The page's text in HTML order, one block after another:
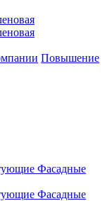
Повышение
Фасадные
Фасадные